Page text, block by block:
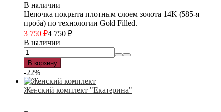
В наличии
Цепочка покрыта плотным слоем золота 14K (585-я
проба) по технологии Gold Filled.
3 750 ₽4 750 ₽
В наличии
В корзину
-22%
Женский комплект "Екатерина"